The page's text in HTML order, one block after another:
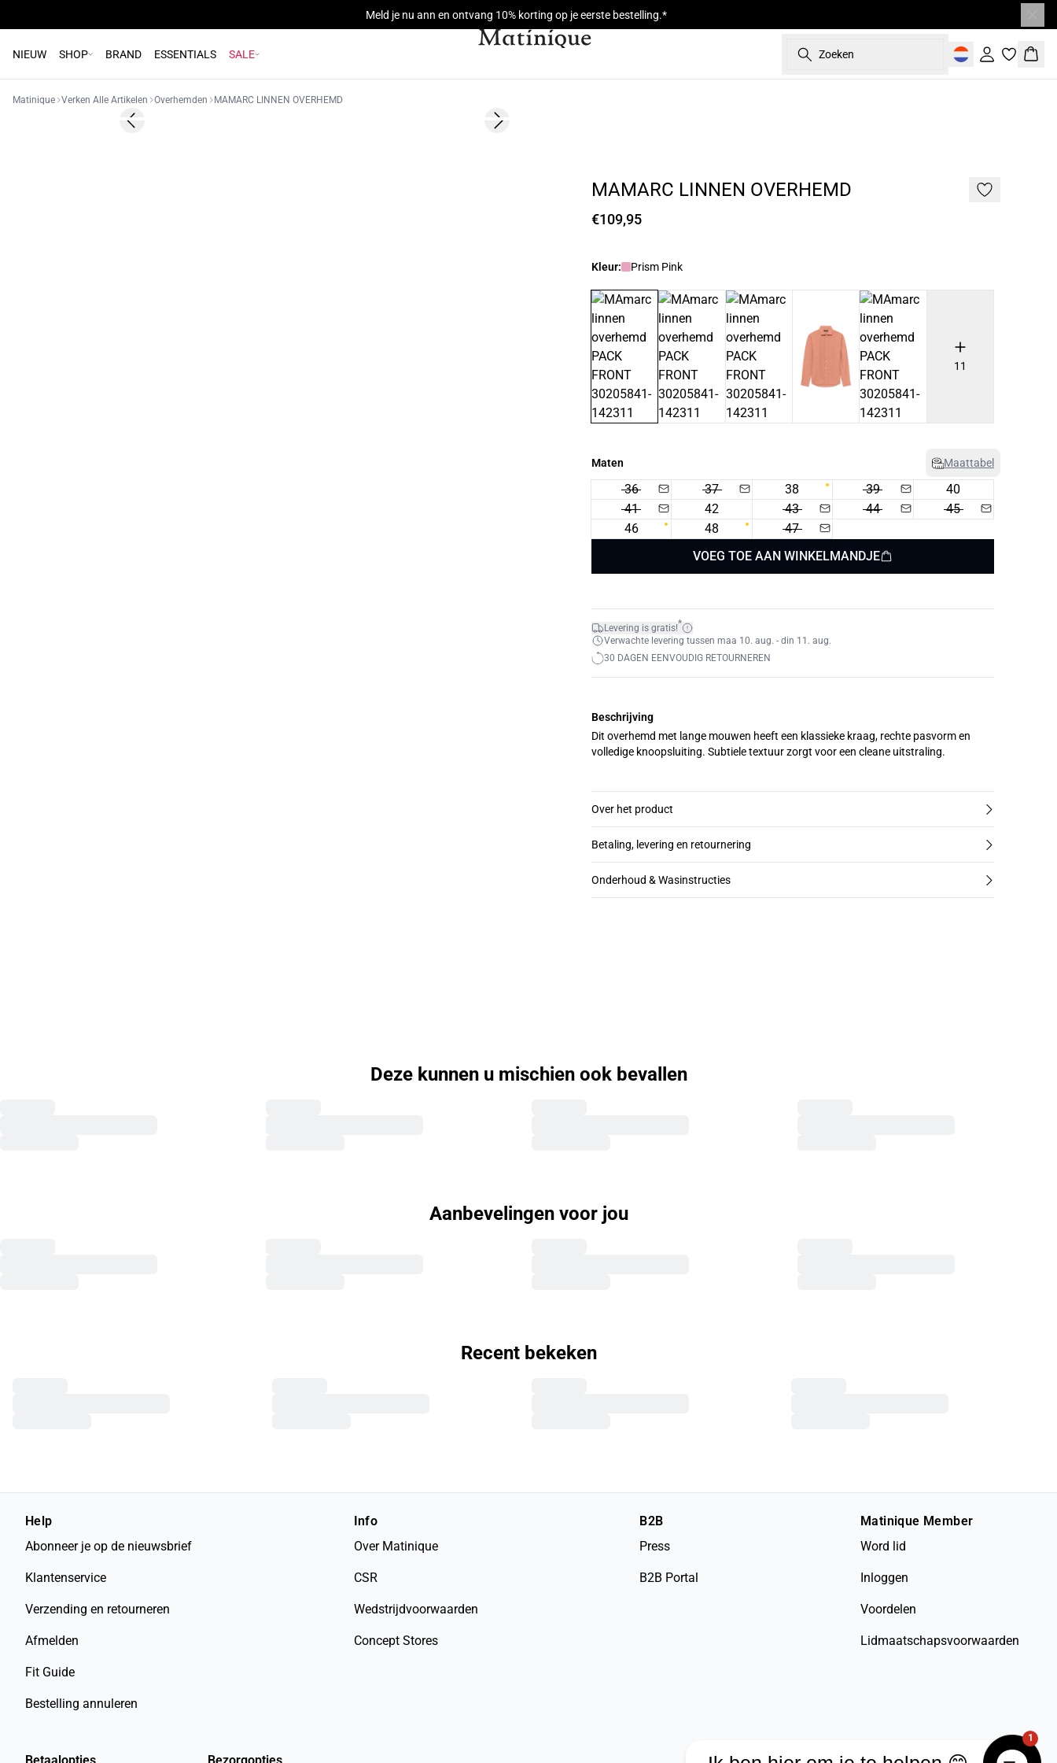
Meld je nu ann en ontvang 10% korting op je eerste bestelling.*
NIEUW SHOP BRAND ESSENTIALS SALE Zoeken
Inloggen
Matinique Verken Alle Artikelen Overhemden MAMARC LINNEN OVERHEMD
Previous slide Next slide
MAMARC LINNEN OVERHEMD
€109,95
Kleur: Prism Pink
11
Maten Maattabel
36 37 38 39
40
41
42 43 44
45
46
48
47
VOEG TOE AAN WINKELMANDJE
Levering is gratis!*
Verwachte levering tussen maa 10. aug. - din 11. aug.
30 DAGEN EENVOUDIG RETOURNEREN
Beschrijving
Dit overhemd met lange mouwen heeft een klassieke kraag, rechte pasvorm en
volledige knoopsluiting. Subtiele textuur zorgt voor een cleane uitstraling.
Over het product
Betaling, levering en retournering
Onderhoud & Wasinstructies
Deze kunnen u mischien ook bevallen
Aanbevelingen voor jou
Recent bekeken
Help
Abonneer je op de nieuwsbrief
Klantenservice
Verzending en retourneren
Afmelden
Fit Guide
Bestelling annuleren
Info
Over Matinique
CSR
Wedstrijdvoorwaarden
Concept Stores
B2B
Press
B2B Portal
Matinique Member
Word lid
Inloggen
Voordelen
Lidmaatschapsvoorwaarden
1